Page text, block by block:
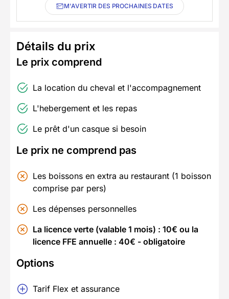
M'AVERTIR DES PROCHAINES DATES
Détails du prix
Le prix comprend
La location du cheval et l'accompagnement
L'hebergement et les repas
Le prêt d'un casque si besoin
Le prix ne comprend pas
Les boissons en extra au restaurant (1 boisson
comprise par pers)
Les dépenses personnelles
La licence verte (valable 1 mois) : 10€ ou la
licence FFE annuelle : 40€ - obligatoire
Options
Tarif Flex et assurance